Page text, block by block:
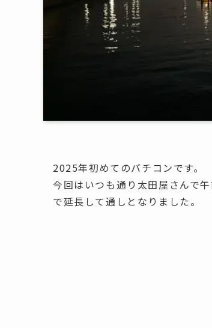
2025年初めてのバチコンです。
今回はいつも通り太田屋さんで
で延長して通しとなりました。